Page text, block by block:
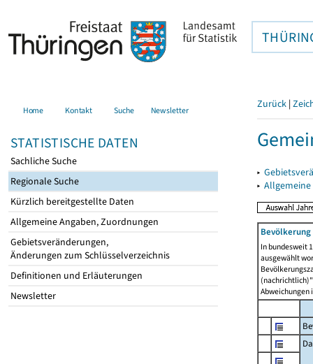
Home Kontakt Suche Newsletter
STATISTISCHE DATEN
Sachliche Suche
Regionale Suche
Kürzlich bereitgestellte Daten
Allgemeine Angaben, Zuordnungen
Gebietsveränderungen,
Änderungen zum Schlüsselverzeichnis
Definitionen und Erläuterungen
Newsletter
Zurück |
▸
▸
In bundesweit
ausgewählt
Abweichungen